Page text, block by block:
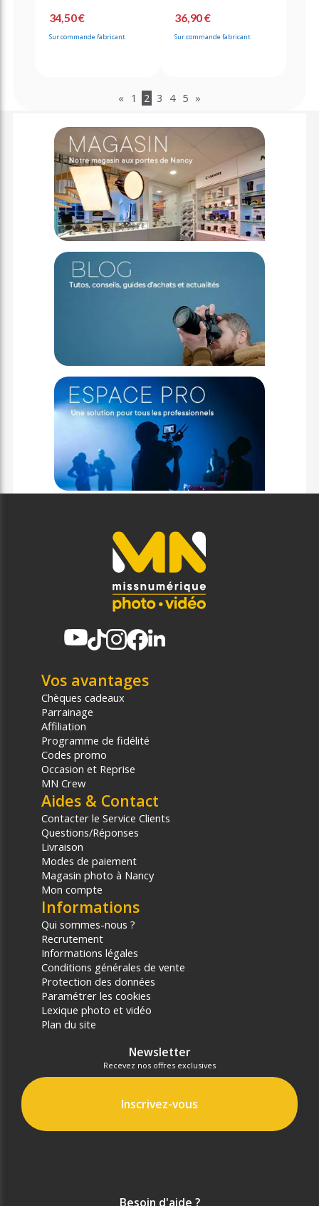
34,50 €
Sur commande fabricant
36,90 €
Sur commande fabricant
« 1 2 3 4 5 »
Vos avantages
Chèques cadeaux
Parrainage
Affiliation
Programme de fidélité
Codes promo
Occasion et Reprise
MN Crew
Aides & Contact
Contacter le Service Clients
Questions/Réponses
Livraison
Modes de paiement
Magasin photo à Nancy
Mon compte
Informations
Qui sommes-nous ?
Recrutement
Informations légales
Conditions générales de vente
Protection des données
Paramétrer les cookies
Lexique photo et vidéo
Plan du site
Newsletter
Recevez nos offres exclusives
Inscrivez-vous
Besoin d'aide ?